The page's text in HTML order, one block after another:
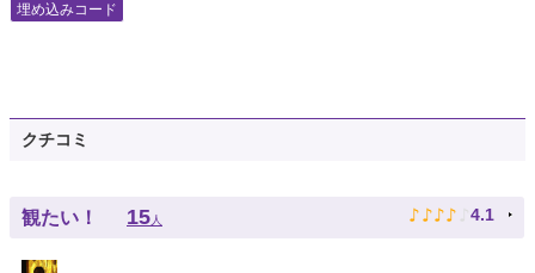
埋め込みコード
クチコミ
観たい！ 15人 ♪ ♪ ♪ ♪ ♪ 4.1